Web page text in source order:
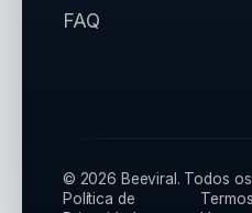
FAQ
© 2026 Beeviral. Todos
Política de